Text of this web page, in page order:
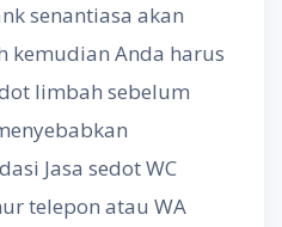
senantiasa akan
kemudian Anda harus
limbah sebelum
Jasa sedot WC
telepon atau WA